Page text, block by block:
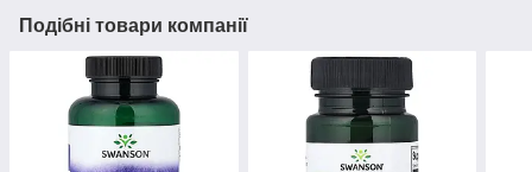
Подібні товари компанії